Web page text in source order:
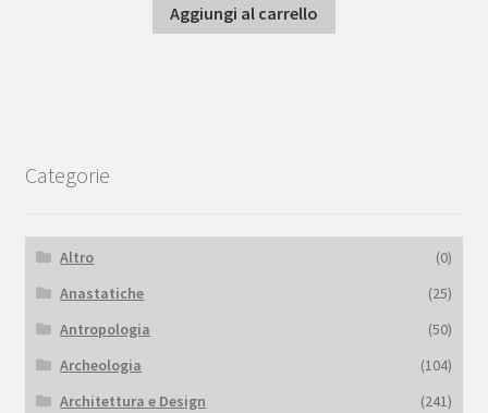
Aggiungi al carrello
Categorie
Altro
(0)
Anastatiche
(25)
Antropologia
(50)
Archeologia
(104)
Architettura e Design
(241)